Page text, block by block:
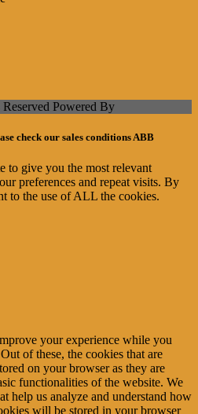
Powered By
check our sales conditions ABB
to give you the most relevant
preferences and repeat visits. By
to the use of ALL the cookies.
your experience while you
of these, the cookies that are
on your browser as they are
functionalities of the website. We
help us analyze and understand how
will be stored in your browser